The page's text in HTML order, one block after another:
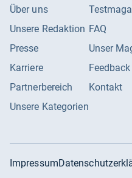
Über uns
Unsere Redaktion
Presse
Karriere
Partnerbereich
Unsere Kategorien
FAQ
Unser
Feedback
Kontakt
Impressum